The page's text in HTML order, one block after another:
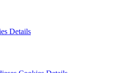
Details